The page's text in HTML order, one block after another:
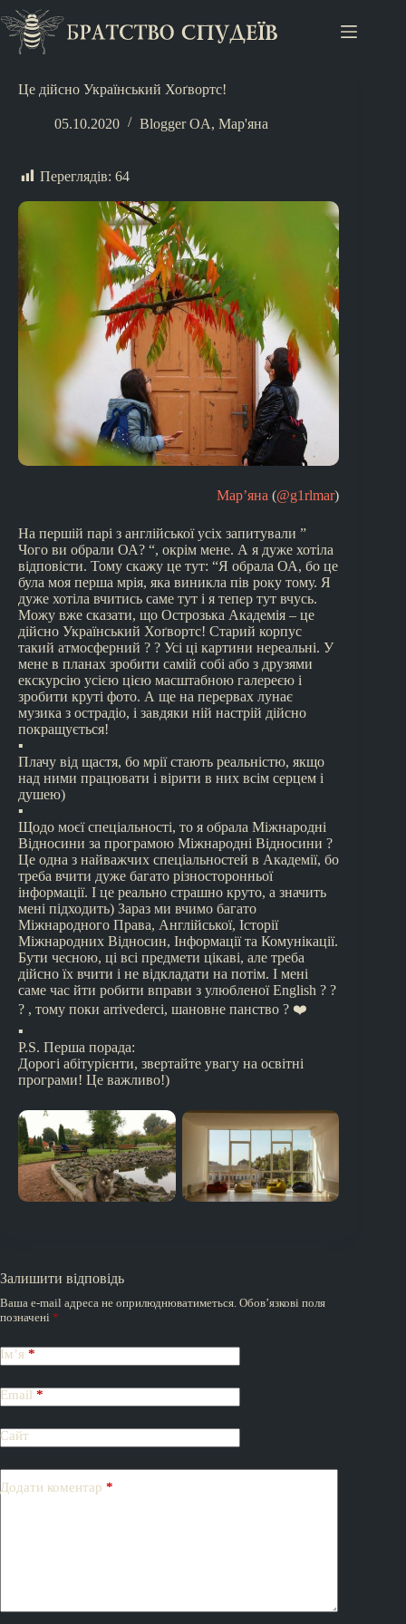
Це дійсно Український Хоґвортс!
05.10.2020 Blogger OA, Мар'яна
Переглядів: 64
Мар’яна (@g1rlmar)
На першій парі з англійської усіх запитували ”
Чого ви обрали ОА? “, окрім мене. А я дуже хотіла
відповісти. Тому скажу це тут: “Я обрала ОА, бо це
була моя перша мрія, яка виникла пів року тому. Я
дуже хотіла вчитись саме тут і я тепер тут вчусь.
Можу вже сказати, що Острозька Академія – це
дійсно Український Хоґвортс! Старий корпус
такий атмосферний ? ? Усі ці картини нереальні. У
мене в планах зробити самій собі або з друзями
екскурсію усією цією масштабною галереєю і
зробити круті фото. А ще на перервах лунає
музика з острадіо, і завдяки ній настрій дійсно
покращується!
▪️
Плачу від щастя, бо мрії стають реальністю, якщо
над ними працювати і вірити в них всім серцем і
душею)
▪️
Щодо моєї спеціальності, то я обрала Міжнародні
Відносини за програмою Міжнародні Відносини ?
Це одна з найважчих спеціальностей в Академії, бо
треба вчити дуже багато різносторонньої
інформації. І це реально страшно круто, а значить
мені підходить) Зараз ми вчимо багато
Міжнародного Права, Англійської, Історії
Міжнародних Відносин, Інформації та Комунікації.
Бути чесною, ці всі предмети цікаві, але треба
дійсно їх вчити і не відкладати на потім. І мені
саме час йти робити вправи з улюбленої English ? ?
? , тому поки arrivederci, шановне панство ? ❤️
▪️
P.S. Перша порада:
Дорогі абітурієнти, звертайте увагу на освітні
програми! Це важливо!)
Залишити відповідь
Ваша e-mail адреса не оприлюднюватиметься. Обов’язкові поля
позначені *
Ім’я *
Email *
Сайт
Додати коментар *